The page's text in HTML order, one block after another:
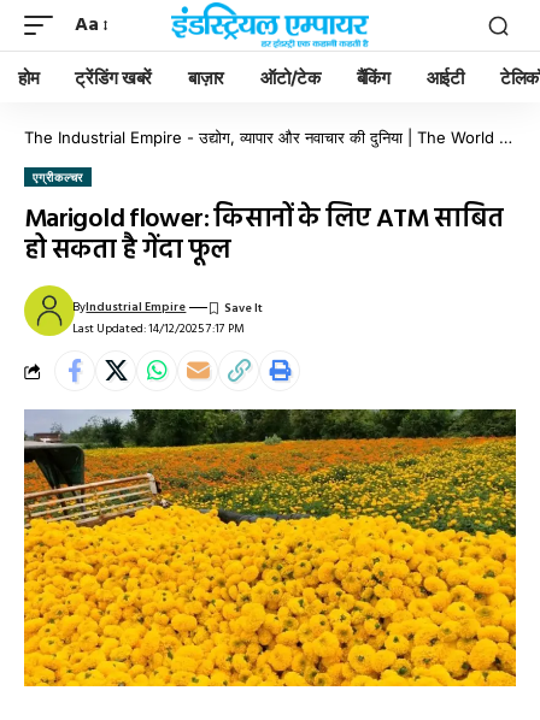
Aa
होम ट्रेंडिंग खबरें बाज़ार ऑटो/टेक बैंकिंग आईटी
The Industrial Empire - उद्योग, व्यापार और नवाचार की दुनिया | The World of Industry, Business & Innovation
एग्रीकल्चर
Marigold flower: किसानों के लिए ATM साबित
हो सकता है गेंदा फूल
Last Updated: 14/12/2025 7:17 PM
ByIndustrial Empire